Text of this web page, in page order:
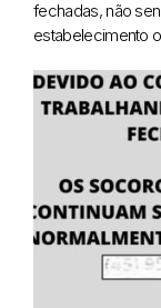
fechadas, não
estabelecimento